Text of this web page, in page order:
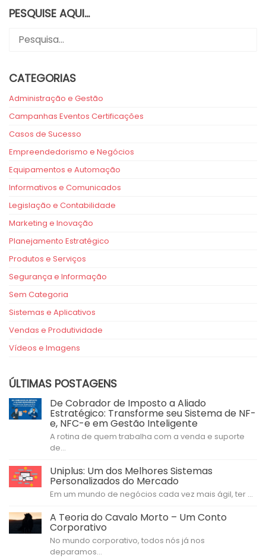
PESQUISE AQUI…
CATEGORIAS
Administração e Gestão
Campanhas Eventos Certificações
Casos de Sucesso
Empreendedorismo e Negócios
Equipamentos e Automação
Informativos e Comunicados
Legislação e Contabilidade
Marketing e Inovação
Planejamento Estratégico
Produtos e Serviços
Segurança e Informação
Sem Categoria
Sistemas e Aplicativos
Vendas e Produtividade
Vídeos e Imagens
ÚLTIMAS POSTAGENS
De Cobrador de Imposto a Aliado
Estratégico: Transforme seu Sistema de NF-
e, NFC-e em Gestão Inteligente
A rotina de quem trabalha com a venda e suporte
de...
Uniplus: Um dos Melhores Sistemas
Personalizados do Mercado
Em um mundo de negócios cada vez mais ágil, ter ...
A Teoria do Cavalo Morto – Um Conto
Corporativo
No mundo corporativo, todos nós já nos
deparamos...